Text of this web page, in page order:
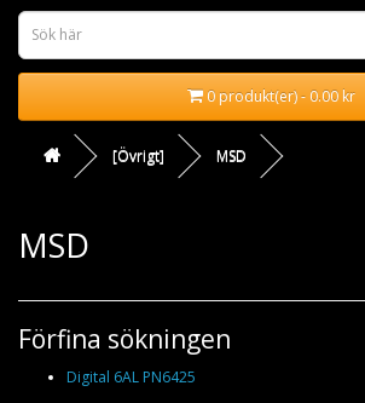
0 produkt(er) - 0.00 kr
[Övrigt] MSD
MSD
Förfina sökningen
Digital 6AL PN6425